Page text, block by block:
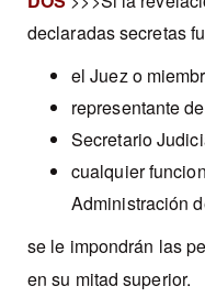
declaradas secretas
el Juez o
representante
Secretario
cualquier
Administración
se le impondrán las
en su mitad superior.